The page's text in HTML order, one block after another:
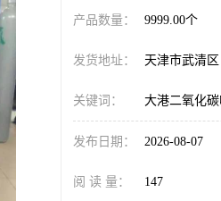
产品数量： 9999.00个
发货地址： 天津市武清区
关键词： 大港二氧化
发布日期： 2026-08-07
阅 读 量： 147